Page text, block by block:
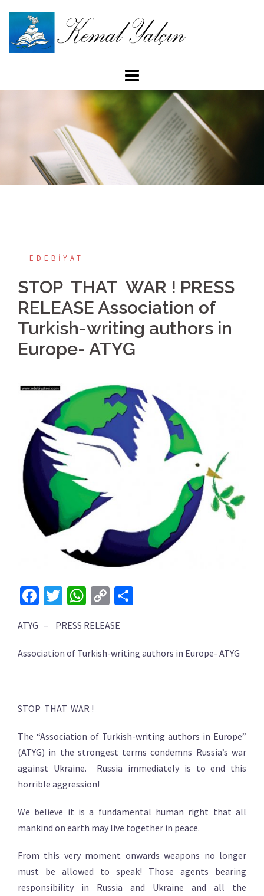
EDEBIYAT
STOP THAT WAR ! PRESS
RELEASE Association of
Turkish-writing authors in
Europe- ATYG
Facebook
Twitter
WhatsApp
Copy
ATYG – PRESS RELEASE
Association of Turkish-writing authors in Europe- ATYG
STOP THAT WAR !
The “Association of Turkish-writing authors in Europe”
(ATYG) in the strongest terms condemns Russia’s war
against Ukraine. Russia immediately is to end this
horrible aggression!
We believe it is a fundamental human right that all
mankind on earth may live together in peace.
From this very moment onwards weapons no longer
must be allowed to speak! Those agents bearing
responsibility in Russia and Ukraine and all the